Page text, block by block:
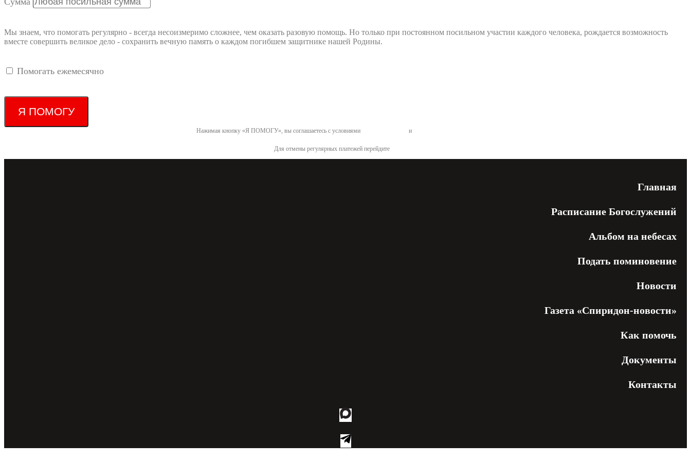
Мы знаем, что помогать регулярно - всегда несоизмеримо сложнее, чем оказать разовую помощь. Но только при постоянном посильном участии каждого человека, рождается возможность
вместе совершить великое дело - сохранить вечную память о каждом погибшем защитнике нашей Родины.
Помогать ежемесячно
Я ПОМОГУ
Нажимая кнопку «Я ПОМОГУ», вы соглашаетесь с условиями и
Для отмены регулярных платежей перейдите
Главная
Расписание Богослужений
Альбом на небесах
Подать поминовение
Новости
Газета «Спиридон-новости»
Как помочь
Документы
Контакты